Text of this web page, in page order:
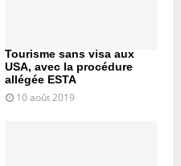
Tourisme sans visa aux
USA, avec la procédure
allégée ESTA
10 août 2019